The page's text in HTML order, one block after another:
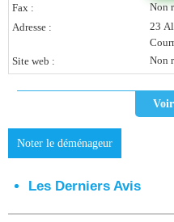
Comment S’inscrire ?
Contact
Fax :
Non
Adresse :
23
Site web :
Non
Noter le déménageur
Les Derniers Avis